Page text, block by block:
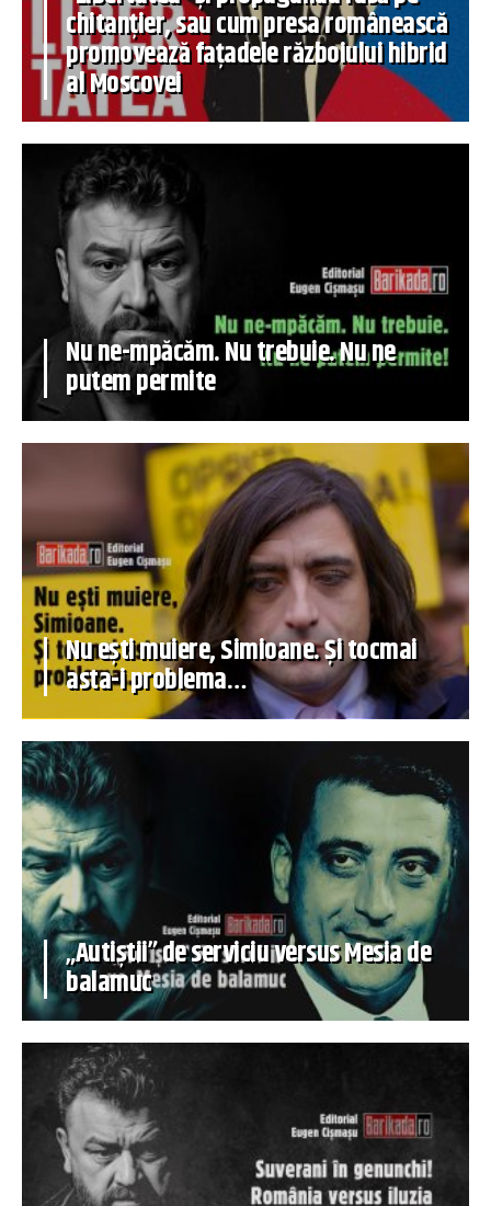
chitanțier, sau cum presa românească
promovează fațadele războiului hibrid
al Moscovei
Nu ne-mpăcăm. Nu trebuie. Nu ne
putem permite
Nu ești muiere, Simioane. Și tocmai
asta-i problema…
„Autiștii” de serviciu versus Mesia de
balamuc